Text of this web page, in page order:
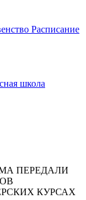
Расписание
школа
ПЕРЕДАЛИ
КУРСАХ